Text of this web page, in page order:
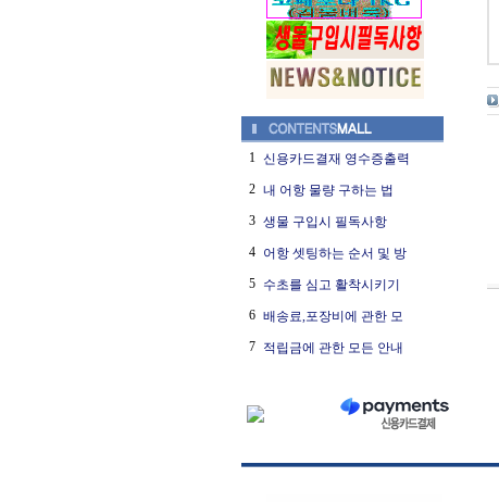
1 신용카드결재 영수증출력
2 내 어항 물량 구하는 법
3 생물 구입시 필독사항
4 어항 셋팅하는 순서 및 방
5 수초를 심고 활착시키기
6 배송료,포장비에 관한 모
7 적립금에 관한 모든 안내